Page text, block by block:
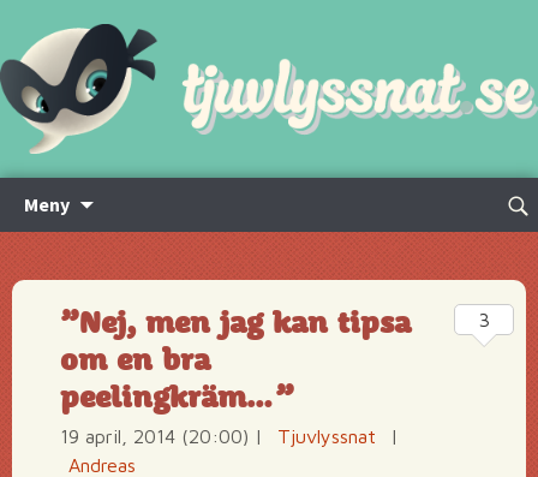
Meny
innehåll
Sök
”Nej, men jag kan tipsa
om en bra
peelingkräm…”
19 april, 2014 (20:00) | Tjuvlyssnat
|
Andreas
3